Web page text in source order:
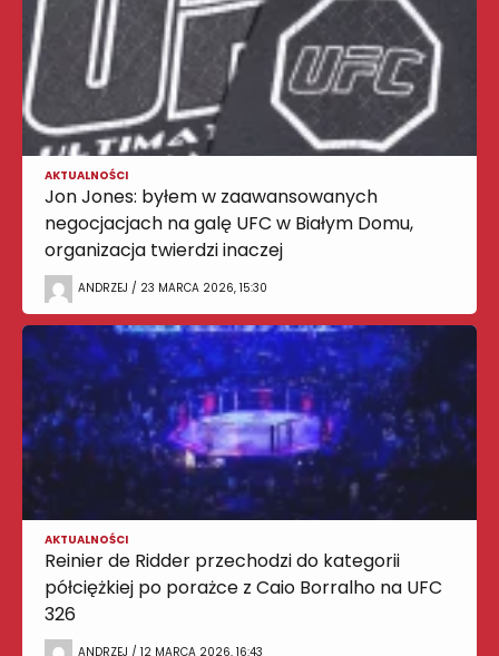
AKTUALNOŚCI
Jon Jones: byłem w zaawansowanych
negocjacjach na galę UFC w Białym Domu,
organizacja twierdzi inaczej
ANDRZEJ / 23 MARCA 2026, 15:30
AKTUALNOŚCI
Reinier de Ridder przechodzi do kategorii
półciężkiej po porażce z Caio Borralho na UFC
326
ANDRZEJ / 12 MARCA 2026, 16:43